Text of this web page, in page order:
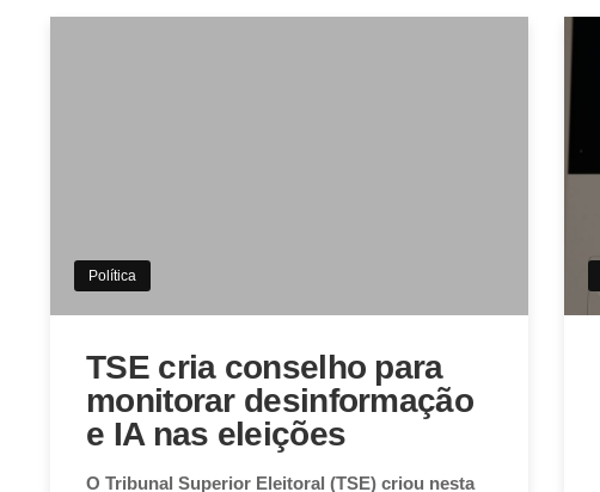
Política
TSE cria conselho para
monitorar desinformação
e IA nas eleições
O Tribunal Superior Eleitoral (TSE) criou nesta